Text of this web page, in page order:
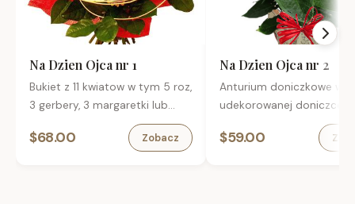
Na Dzien Ojca nr 1
Bukiet z 11 kwiatow w tym 5 roz,
3 gerbery, 3 margaretki lub
santini z przybraniem.
$68.00 Zobacz
Na Dzien Ojca nr 2
Anturium doniczkowe w
udekorowanej doniczce.
$59.00